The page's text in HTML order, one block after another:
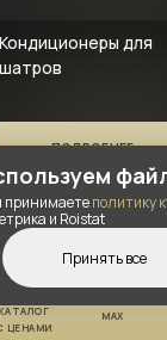
КАТАЛОГ
ЦЕНАМИ
MAX
Кондиционеры для
шатров
ПОДРОБНЕЕ
Полы для шатров
принимаетеполитику
и Roistat
Принять все